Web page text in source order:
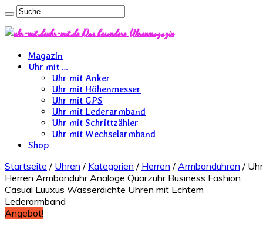
uhr-mit.de Das besondere Uhrenmagazin
Magazin
Uhr mit …
Uhr mit Anker
Uhr mit Höhenmesser
Uhr mit GPS
Uhr mit Lederarmband
Uhr mit Schrittzähler
Uhr mit Wechselarmband
Shop
Startseite / Uhren / Kategorien / Herren / Armbanduhren / Uhr
Herren Armbanduhr Analoge Quarzuhr Business Fashion
Casual Luuxus Wasserdichte Uhren mit Echtem
Lederarmband
Angebot!